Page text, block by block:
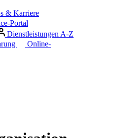
& Karriere
Portal
Dienstleistungen A-Z
Online-